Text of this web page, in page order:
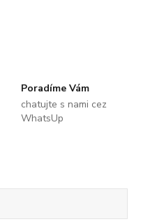
Poradíme Vám
chatujte s nami cez
WhatsUp